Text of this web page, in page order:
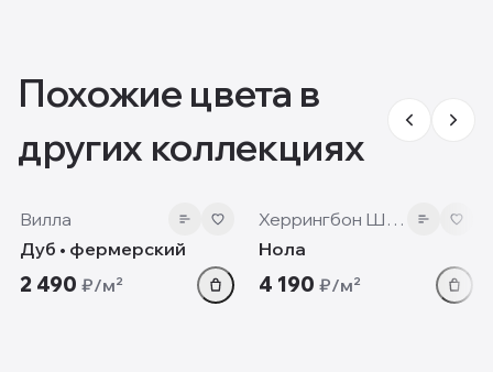
Похожие цвета в
других коллекциях
12mm
Вилла
Дуб • фермерский
2 490 ₽/м²
12 мм
Херрингбон Шеврон
Нола
4 190 ₽/м²